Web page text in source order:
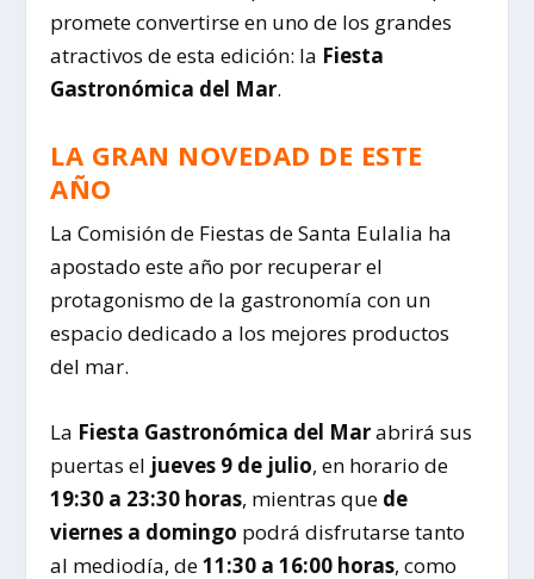
promete convertirse en uno de los grandes
atractivos de esta edición: la Fiesta
Gastronómica del Mar.
LA GRAN NOVEDAD DE ESTE
AÑO
La Comisión de Fiestas de Santa Eulalia ha
apostado este año por recuperar el
protagonismo de la gastronomía con un
espacio dedicado a los mejores productos
del mar.
La Fiesta Gastronómica del Marabrirá sus
puertas el jueves 9 de julio, en horario de
19:30 a 23:30 horas, mientras que de
viernes a domingo podrá disfrutarse tanto
al mediodía, de11:30 a 16:00 horas, como